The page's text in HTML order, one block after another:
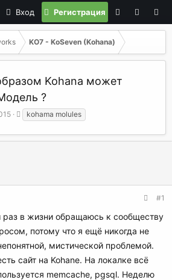
Вход Регистрация
KO7 - KoSeven (Kohana)
Kohana может
?
е
г
kohama molules
#1
раз в жизни обращаюсь к сообществу
потому что я ещё никогда не
мистической проблемой.
сайт на Kohane. На локалке всё
memcache, pgsql. Неделю